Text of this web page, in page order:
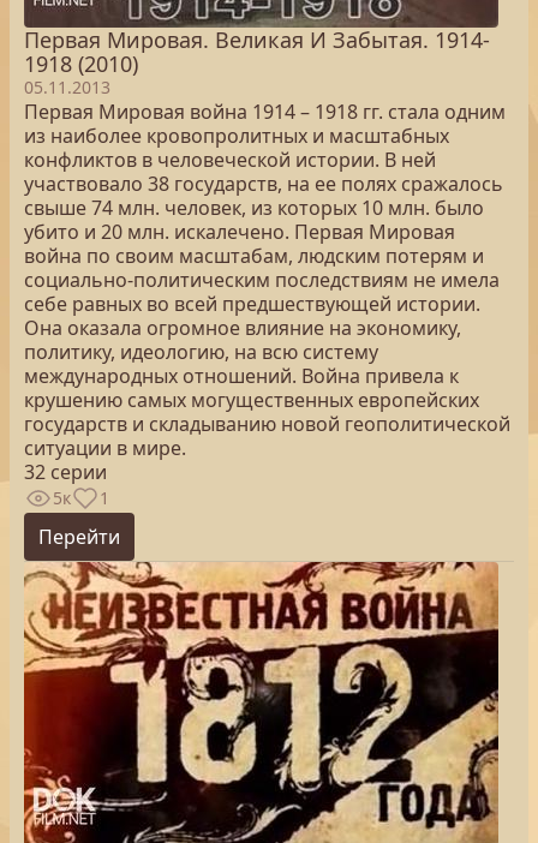
Первая Мировая. Великая И Забытая. 1914-
1918 (2010)
05.11.2013
Первая Мировая война 1914 – 1918 гг. стала одним
из наиболее кровопролитных и масштабных
конфликтов в человеческой истории. В ней
участвовало 38 государств, на ее полях сражалось
свыше 74 млн. человек, из которых 10 млн. было
убито и 20 млн. искалечено. Первая Мировая
война по своим масштабам, людским потерям и
социально-политическим последствиям не имела
себе равных во всей предшествующей истории.
Она оказала огромное влияние на экономику,
политику, идеологию, на всю систему
международных отношений. Война привела к
крушению самых могущественных европейских
государств и складыванию новой геополитической
ситуации в мире.
32 серии
5к 1
Перейти